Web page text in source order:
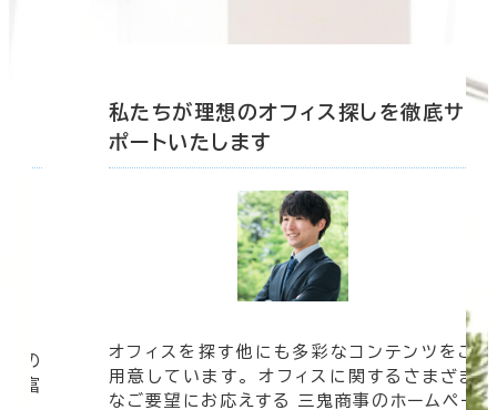
の
豊富
私たちが理想のオフィス探しを徹底サ
ポートいたします
オフィスを探す他にも多彩なコンテンツをご
用意しています。 オフィスに関するさまざま
なご要望にお応えする 三鬼商事のホームペー